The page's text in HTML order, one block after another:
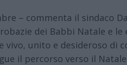
– commenta il sindaco
dei Babbi Natale e le
vivo, unito e desideroso di
il percorso verso il